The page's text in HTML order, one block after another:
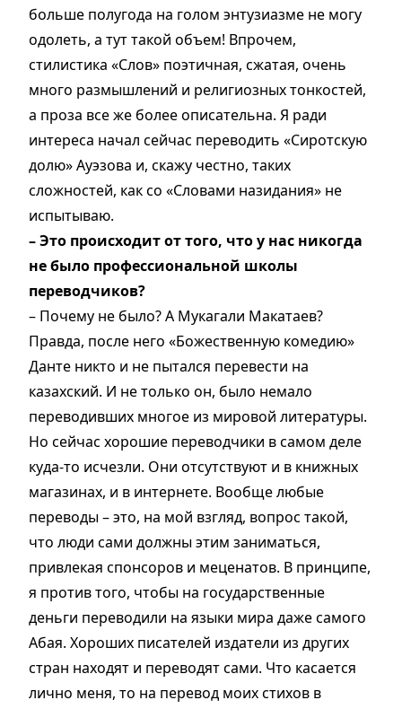
больше полугода на голом энтузиазме не могу
одолеть, а тут такой объем! Впрочем,
стилистика «Слов» поэтичная, сжатая, очень
много размышлений и религиозных тонкостей,
а проза все же более описательна. Я ради
интереса начал сейчас переводить «Сиротскую
долю» Ауэзова и, скажу честно, таких
сложностей, как со «Словами назидания» не
испытываю.
– Это происходит от того, что у нас никогда
не было профессиональной школы
переводчиков?
– Почему не было? А Мукагали Макатаев?
Правда, после него «Божественную комедию»
Данте никто и не пытался перевести на
казахский. И не только он, было немало
переводивших многое из мировой литературы.
Но сейчас хорошие переводчики в самом деле
куда-то исчезли. Они отсутствуют и в книжных
магазинах, и в интернете. Вообще любые
переводы – это, на мой взгляд, вопрос такой,
что люди сами должны этим заниматься,
привлекая спонсоров и меценатов. В принципе,
я против того, чтобы на государственные
деньги переводили на языки мира даже самого
Абая. Хороших писателей издатели из других
стран находят и переводят сами. Что касается
лично меня, то на перевод моих стихов в